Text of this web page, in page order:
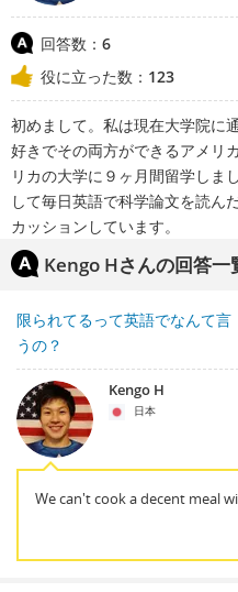
回答数： 6
役に立った数： 123
初めまして。私は現在大学院に
好きでその両方ができるアメリ
リカの大学に９ヶ月間留学しま
して毎日英語で科学論文を読ん
カッションしています。
Kengo Hさんの回答一
限られてるって英語でなんて言
うの？
Kengo H
日本
We can't cook a decent meal